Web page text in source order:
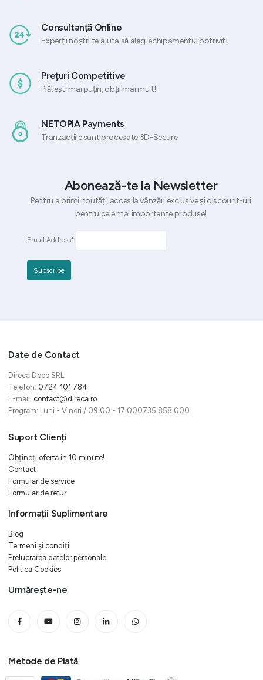
Consultanță Online
Experții noștri te ajuta să alegi echipamentul potrivit!
Prețuri Competitive
Plătești mai puțin, obții mai mult!
NETOPIA Payments
Tranzacțiile sunt procesate 3D-Secure
Abonează-te la Newsletter
Pentru a primi noutăți, acces la vânzări exclusive și discount-uri
pentru cele mai importante produse!
Email Address*
Date de Contact
Direca Depo SRL
Telefon: 0724 101 784
E-mail: contact@direca.ro
Program: Luni - Vineri / 09:00 - 17:000735 858 000
Suport Clienți
Obțineți oferta in 10 minute!
Contact
Formular de service
Formular de retur
Informații Suplimentare
Blog
Termeni și condiții
Prelucrarea datelor personale
Politica Cookies
Urmărește-ne
Metode de Plată